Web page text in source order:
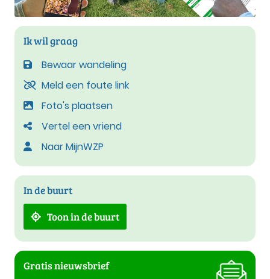
Ik wil graag
Bewaar wandeling
Meld een foute link
Foto's plaatsen
Vertel een vriend
Naar MijnWZP
In de buurt
Toon in de buurt
Gratis nieuwsbrief